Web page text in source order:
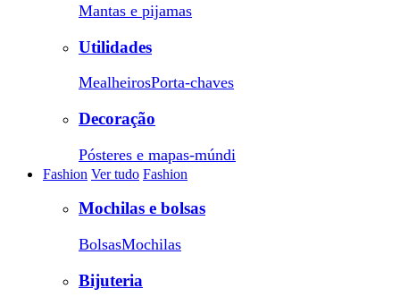
Mantas e pijamas
Utilidades
MealheirosPorta-chaves
Decoração
Pósteres e mapas-múndi
Fashion Ver tudo Fashion
Mochilas e bolsas
BolsasMochilas
Bijuteria